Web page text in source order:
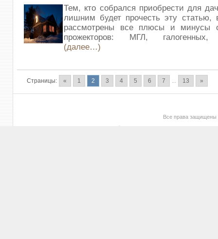
Тем, кто собрался приобрести для
лишним будет прочесть эту статью,
рассмотрены все плюсы и минусы
прожекторов: МГЛ, галогенных,
(далее…)
Страницы: « 1 2 3 4 5 6 7 ... 13 »
Все права